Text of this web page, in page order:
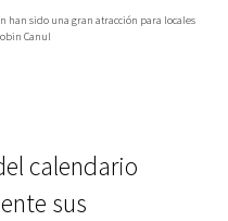
han sido una gran atracción para locales
Canul
calendario
sus